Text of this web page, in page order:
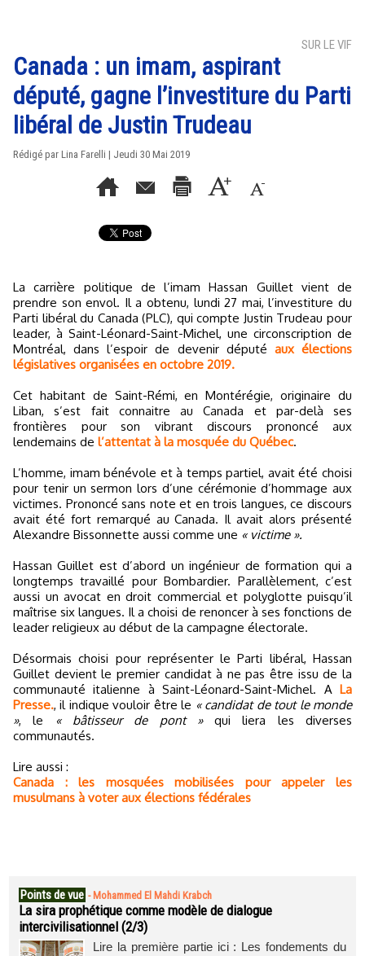
SUR LE VIF
Canada : un imam, aspirant
député, gagne l’investiture du Parti
libéral de Justin Trudeau
Rédigé par Lina Farelli | Jeudi 30 Mai 2019
La carrière politique de l’imam Hassan Guillet vient de
prendre son envol. Il a obtenu, lundi 27 mai, l’investiture du
Parti libéral du Canada (PLC), qui compte Justin Trudeau pour
leader, à Saint-Léonard-Saint-Michel, une circonscription de
Montréal, dans l’espoir de devenir député aux élections
législatives organisées en octobre 2019.
Cet habitant de Saint-Rémi, en Montérégie, originaire du
Liban, s’est fait connaitre au Canada et par-delà ses
frontières pour son vibrant discours prononcé aux
lendemains de l’attentat à la mosquée du Québec.
L’homme, imam bénévole et à temps partiel, avait été choisi
pour tenir un sermon lors d’une cérémonie d’hommage aux
victimes. Prononcé sans note et en trois langues, ce discours
avait été fort remarqué au Canada. Il avait alors présenté
Alexandre Bissonnette aussi comme une « victime ».
Hassan Guillet est d’abord un ingénieur de formation qui a
longtemps travaillé pour Bombardier. Parallèlement, c’est
aussi un avocat en droit commercial et polyglotte puisqu’il
maîtrise six langues. Il a choisi de renoncer à ses fonctions de
leader religieux au début de la campagne électorale.
Désormais choisi pour représenter le Parti libéral, Hassan
Guillet devient le premier candidat à ne pas être issu de la
communauté italienne à Saint-Léonard-Saint-Michel. A La
Presse., il indique vouloir être le « candidat de tout le monde
», le « bâtisseur de pont »qui liera les diverses
communautés.
Lire aussi :
Canada : les mosquées mobilisées pour appeler les
musulmans à voter aux élections fédérales
Points de vue - Mohammed El Mahdi Krabch
La sira prophétique comme modèle de dialogue
intercivilisationnel (2/3)
Lire la première partie ici : Les fondements du